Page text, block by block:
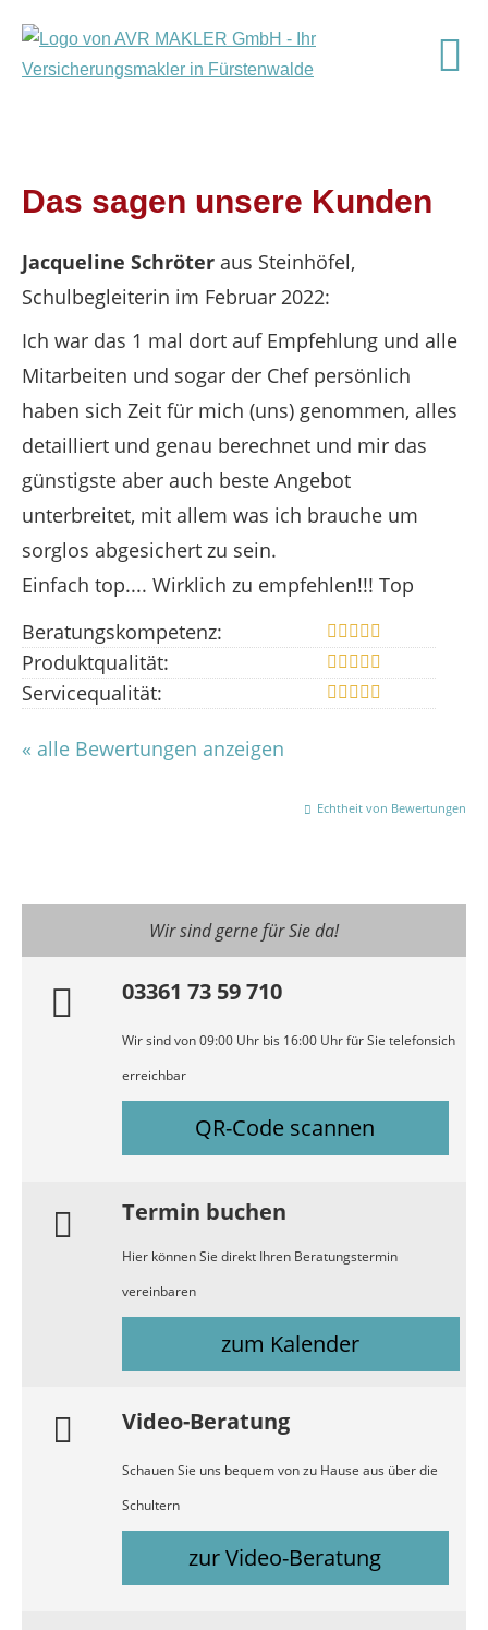
Das sagen unsere Kunden
Jacqueline Schröter aus Steinhöfel,
Schulbegleiterin im Februar 2022:
Ich war das 1 mal dort auf Empfehlung und alle
Mitarbeiten und sogar der Chef persönlich
haben sich Zeit für mich (uns) genommen, alles
detailliert und genau berechnet und mir das
günstigste aber auch beste Angebot
unterbreitet, mit allem was ich brauche um
sorglos abgesichert zu sein.
Einfach top.... Wirklich zu empfehlen!!! Top
Beratungskompetenz:
Produktqualität:
Servicequalität:
« alle Bewertungen anzeigen
Echtheit von Bewertungen
Wir sind gerne für Sie da!
03361 73 59 710
Wir sind von 09:00 Uhr bis 16:00 Uhr für Sie telefonsich
erreichbar
QR-Code scannen
Termin buchen
Hier können Sie direkt Ihren Beratungstermin
vereinbaren
zum Kalender
Video-Beratung
Schauen Sie uns bequem von zu Hause aus über die
Schultern
zur Video-Beratung